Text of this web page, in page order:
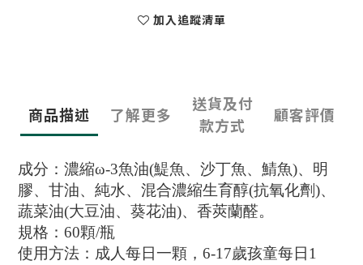
加入追蹤清單
商品描述 了解更多
送貨及付
款方式
顧客評價
成分：濃縮ω-3魚油(鯷魚、沙丁魚、鯖魚)、明
膠、甘油、純水、混合濃縮生育醇(抗氧化劑)、
蔬菜油(大豆油、葵花油)、香莢蘭醛。
規格：60顆/瓶
使用方法：成人每日一顆，6-17歲孩童每日1